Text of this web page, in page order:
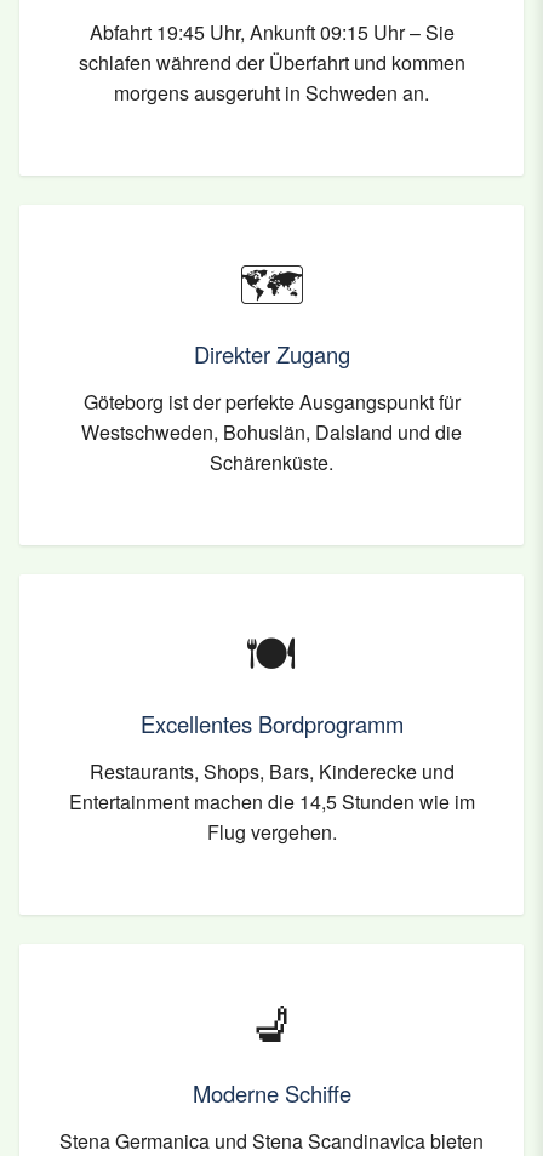
Abfahrt 19:45 Uhr, Ankunft 09:15 Uhr – Sie
schlafen während der Überfahrt und kommen
morgens ausgeruht in Schweden an.
🗺️
Direkter Zugang
Göteborg ist der perfekte Ausgangspunkt für
Westschweden, Bohuslän, Dalsland und die
Schärenküste.
🍽️
Excellentes Bordprogramm
Restaurants, Shops, Bars, Kinderecke und
Entertainment machen die 14,5 Stunden wie im
Flug vergehen.
💺
Moderne Schiffe
Stena Germanica und Stena Scandinavica bieten